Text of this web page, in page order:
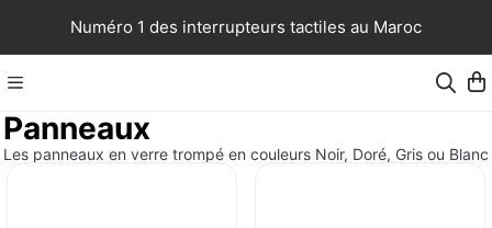
Numéro 1 des interrupteurs tactiles au Maroc
Panneaux
Les panneaux en verre trompé en couleurs Noir, Doré, Gris ou Blanc